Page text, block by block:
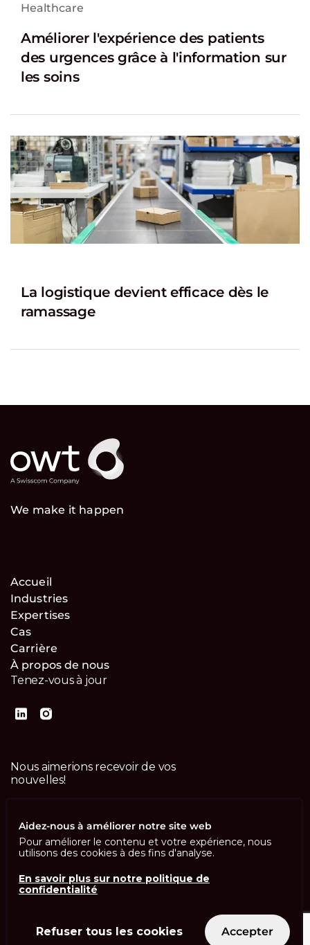
Healthcare
Améliorer l'expérience des patients
des urgences grâce à l'information sur
les soins
La logistique devient efficace dès le
ramassage
We make it happen
Accueil
Industries
Expertises
Cas
Carrière
À propos de nous
Tenez-vous à jour
Nous aimerions recevoir de vos
nouvelles!
© Swisscom Digital Technology SA 2026
Imprint
Aidez-nous à améliorer notre site web
Pour améliorer le contenu et votre expérience, nous
utilisons des cookies à des fins d'analyse.
En savoir plus sur notre politique de
confidentialité
Refuser tous les cookies Accepter